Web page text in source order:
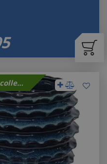
Nieuwe collectie